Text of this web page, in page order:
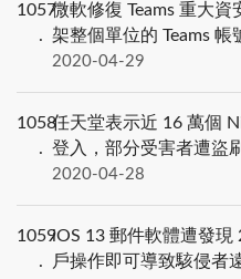
1057微軟修復 Teams 重大
架整個單位的 Teams 帳
2020-04-29
1058任天堂表示近 16 萬個
登入，部分受害者遭盜
2020-04-28
1059iOS 13 郵件軟體遭發現
戶操作即可導致駭侵者